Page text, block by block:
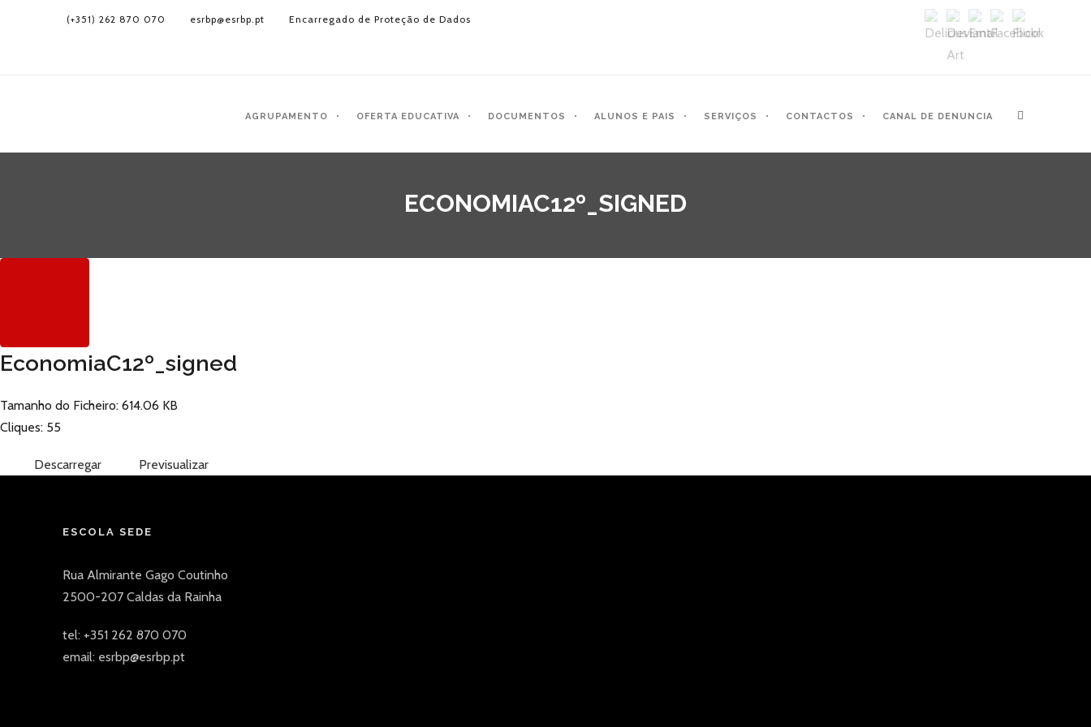
(+351) 262 870 070 esrbp@esrbp.pt Encarregado de Proteção de Dados
AGRUPAMENTO OFERTA EDUCATIVA DOCUMENTOS ALUNOS E PAIS SERVIÇOS CONTACTOS CANAL DE DENUNCIA
ECONOMIAC12º_SIGNED
EconomiaC12º_signed
Tamanho do Ficheiro: 614.06 KB
Cliques: 55
Descarregar Previsualizar
ESCOLA SEDE
Rua Almirante Gago Coutinho
2500-207 Caldas da Rainha
tel: +351 262 870 070
email: esrbp@esrbp.pt